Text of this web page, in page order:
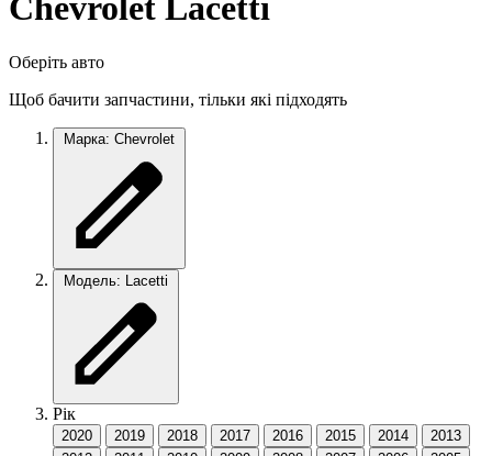
Chevrolet Lacetti
Оберіть авто
Щоб бачити запчастини, тільки які підходять
Марка: Chevrolet
Модель: Lacetti
Рік
2020 2019 2018 2017 2016 2015 2014
2013